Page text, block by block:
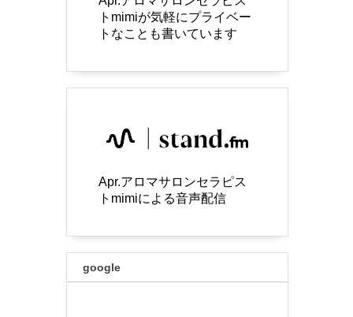
トmimiが気軽にプライベー
トなことも書いています
Apr.アロマサロンセラピス
トmimiによる音声配信
google